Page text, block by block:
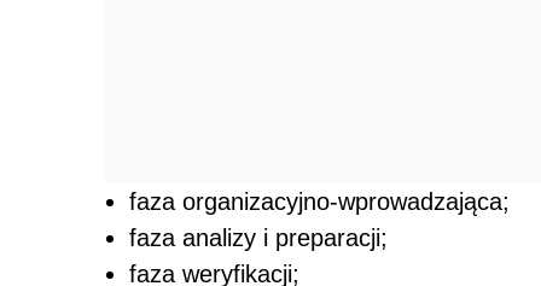
faza organizacyjno-wprowadzająca;
faza analizy i preparacji;
faza weryfikacji;